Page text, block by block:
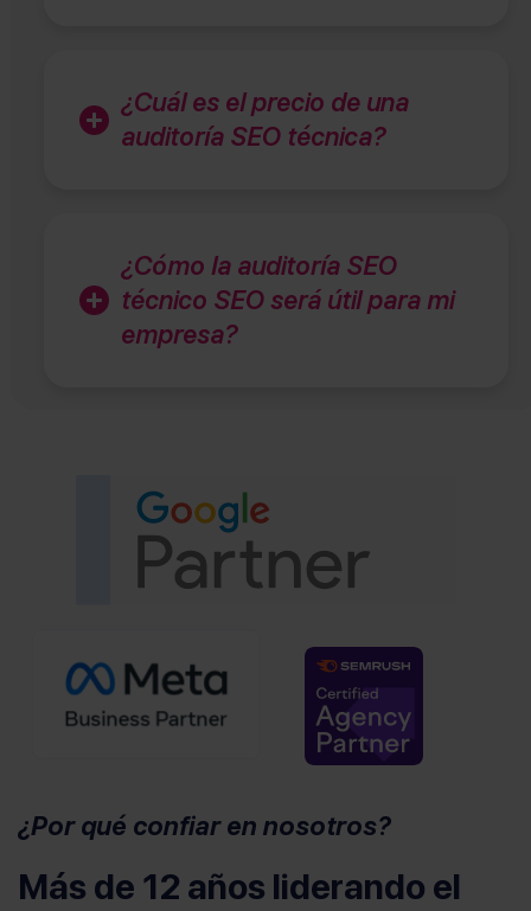
¿Cuál es el precio de una
auditoría SEO técnica?
¿Cómo la auditoría SEO
técnico SEO será útil para mi
empresa?
(se abre en
¿Por qué confiar en nosotros?
Más de 12 años liderando el